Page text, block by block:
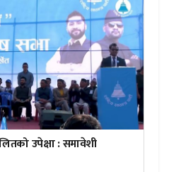
उपेक्षा : समावेशी